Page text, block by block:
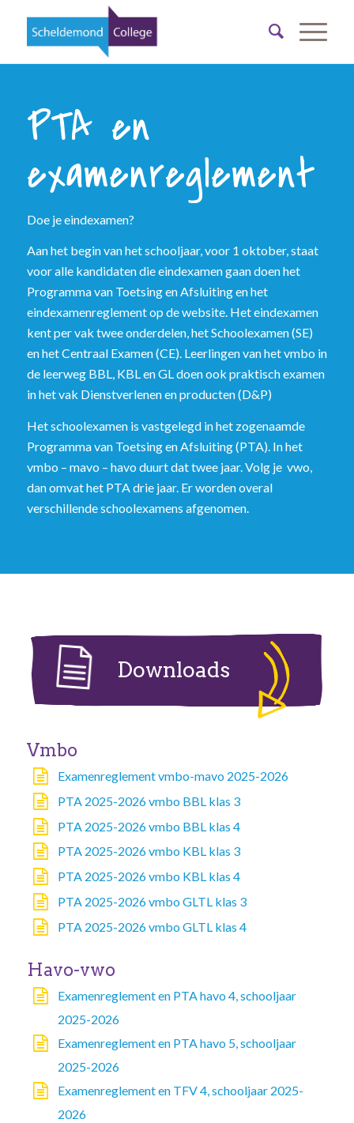
PTA en
examenreglement
Doe je eindexamen?
Aan het begin van het schooljaar, voor 1 oktober, staat
voor alle kandidaten die eindexamen gaan doen het
Programma van Toetsing en Afsluiting en het
eindexamenreglement op de website. Het eindexamen
kent per vak twee onderdelen, het Schoolexamen (SE)
en het Centraal Examen (CE). Leerlingen van het vmbo in
de leerweg BBL, KBL en GL doen ook praktisch examen
in het vak Dienstverlenen en producten (D&P)
Het schoolexamen is vastgelegd in het zogenaamde
Programma van Toetsing en Afsluiting (PTA). In het
vmbo – mavo – havo duurt dat twee jaar. Volg je vwo,
dan omvat het PTA drie jaar. Er worden overal
verschillende schoolexamens afgenomen.
Downloads
Vmbo
Examenreglement vmbo-mavo 2025-2026
PTA 2025-2026 vmbo BBL klas 3
PTA 2025-2026 vmbo BBL klas 4
PTA 2025-2026 vmbo KBL klas 3
PTA 2025-2026 vmbo KBL klas 4
PTA 2025-2026 vmbo GLTL klas 3
PTA 2025-2026 vmbo GLTL klas 4
Havo-vwo
Examenreglement en PTA havo 4, schooljaar
2025-2026
Examenreglement en PTA havo 5, schooljaar
2025-2026
Examenreglement en TFV 4, schooljaar 2025-
2026